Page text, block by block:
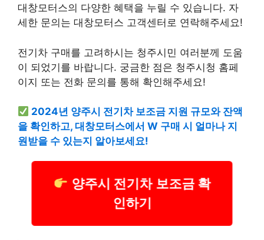
대창모터스의 다양한 혜택을 누릴 수 있습니다. 자
세한 문의는 대창모터스 고객센터로 연락해주세요!
전기차 구매를 고려하시는 청주시민 여러분께 도움
이 되었기를 바랍니다. 궁금한 점은 청주시청 홈페
이지 또는 전화 문의를 통해 확인해주세요!
2024년 양주시 전기차 보조금 지원 규모와 잔액
을 확인하고, 대창모터스에서 W 구매 시 얼마나 지
원받을 수 있는지 알아보세요!
양주시 전기차 보조금 확
인하기